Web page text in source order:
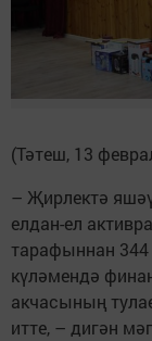
(Тәтеш, 13
– Җирлектә
елдан-ел
тарафыннан
күләмендә
акчасының
итте, – дигән